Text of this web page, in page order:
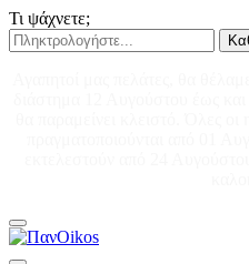
Τι ψάχνετε;